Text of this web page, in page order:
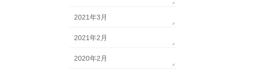
2021年3月
2021年2月
2020年2月